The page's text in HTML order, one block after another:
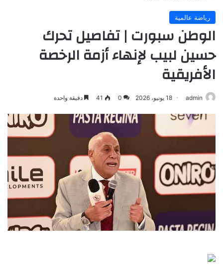
رياضة عالمية
الوطن سبورت | تفاصيل تحرك
حسين لبيب لإنهاء أزمة الرخصة
الأفريقية
admin 18 يونيو، 2026 0
41 دقيقة واحدة